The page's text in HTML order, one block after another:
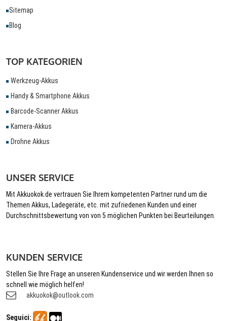
Sitemap
Blog
TOP KATEGORIEN
Werkzeug-Akkus
Handy & Smartphone Akkus
Barcode-Scanner Akkus
Kamera-Akkus
Drohne Akkus
UNSER SERVICE
Mit Akkuokok.de vertrauen Sie Ihrem kompetenten Partner rund um die
Themen Akkus, Ladegeräte, etc. mit zufriedenen Kunden und einer
Durchschnittsbewertung von von 5 möglichen Punkten bei Beurteilungen.
KUNDEN SERVICE
Stellen Sie Ihre Frage an unseren Kundenservice und wir werden Ihnen so
schnell wie möglich helfen!
akkuokok@outlook.com
Seguici: